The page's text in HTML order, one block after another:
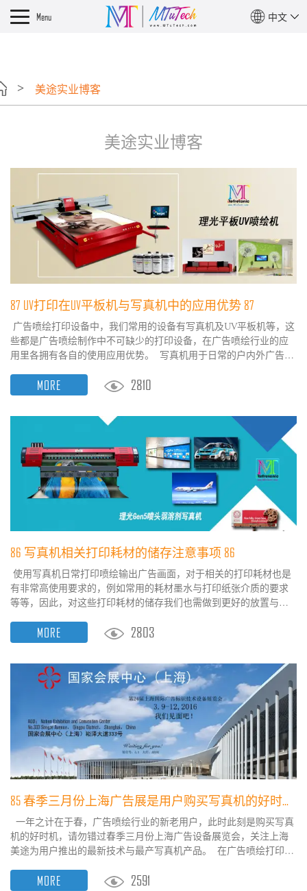
Menu 中文
美途实业博客
美途实业博客
87 UV打印在UV平板机与写真机中的应用优势 87
广告喷绘打印设备中，我们常用的设备有写真机及UV平板机等，这
些都是广告喷绘制作中不可缺少的打印设备，在广告喷绘行业的应
用里各拥有各自的使用应用优势。 写真机用于日常的户内外广告画
以前热发泡喷绘技术的喷绘机及最新采用压电喷墨技术的压电写真
MORE 2810
86 写真机相关打印耗材的储存注意事项 86
使用写真机日常打印喷绘输出广告画面，对于相关的打印耗材也是
有非常高使用要求的，例如常用的耗材墨水与打印纸张介质的要求
等等，因此，对这些打印耗材的储存我们也需做到更好的放置与储
境：存放打印介质的室内温度建议在18至30摄氏度左右，相对湿度
不宜过大，避免高温、阳光直射，地面、空气应保...
MORE 2803
85 春季三月份上海广告展是用户购买写真机的好时机 85
一年之计在于春，广告喷绘行业的新老用户，此时此刻是购买写真
机的好时机，请勿错过春季三月份上海广告设备展览会，关注上海
美途为用户推出的最新技术与最产写真机产品。 在广告喷绘打印的
自然是写真机、喷绘机等等的选择，选择与购买一台优质的写真
MORE 2591